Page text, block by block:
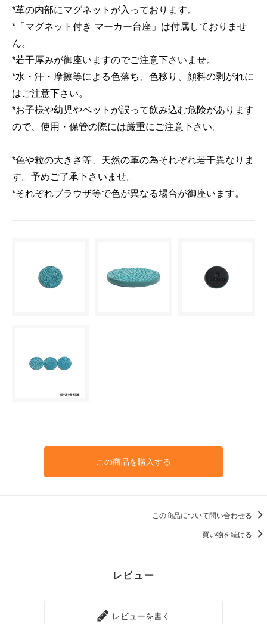
*革の内部にマグネットが入っております。
*「マグネット付き マーカー台座」は付属しておりませ
ん。
*若干厚みが御座いますのでご注意下さいませ。
*水・汗・摩擦等による色落ち、色移り、顔料の剥がれに
はご注意下さい。
*お子様や幼児やペットが誤って飲み込む危険があります
ので、使用・保管の際には厳重にご注意下さい。
*色や粒の大きさ等、天然の革の為それぞれ若干異なりま
す。予めご了承下さいませ。
*それぞれブラウザ等で色が異なる場合が御座います。
この商品を購入する
この商品について問い合わせる
買い物を続ける
レビュー
レビューを書く